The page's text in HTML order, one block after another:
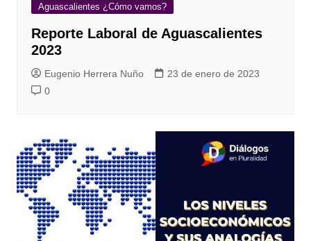
Aguascalientes ¿Cómo vamos?
Reporte Laboral de Aguascalientes
2023
Eugenio Herrera Nuño
23 de enero de 2023
0